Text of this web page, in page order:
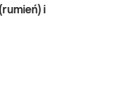
i